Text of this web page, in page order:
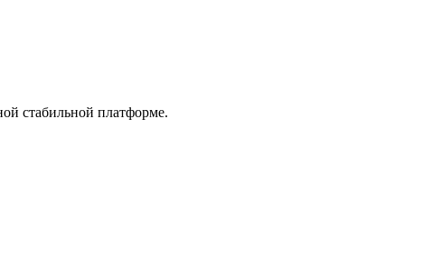
стабильной платформе.